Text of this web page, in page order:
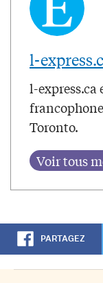
l-
l-
Toronto.
PARTAGEZ